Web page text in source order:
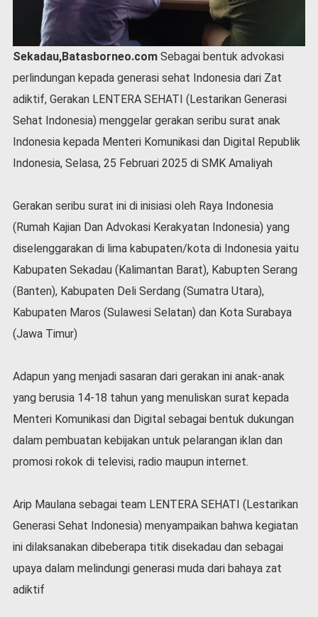
t
h
S
e
e
m
i
a
l
a
h
r
a
p
i
i
B
r
i
t
a
o
v
Sekadau,Batasborneo.comSebagai bentuk advokasi
perlindungan kepada generasi sehat Indonesia dari Zat
adiktif, Gerakan LENTERA SEHATI (Lestarikan Generasi
Sehat Indonesia) menggelar gerakan seribu surat anak
Indonesia kepada Menteri Komunikasi dan Digital Republik
Indonesia, Selasa, 25 Februari 2025 di SMK Amaliyah
Gerakan seribu surat ini di inisiasi oleh Raya Indonesia
(Rumah Kajian Dan Advokasi Kerakyatan Indonesia) yang
diselenggarakan di lima kabupaten/kota di Indonesia yaitu
Kabupaten Sekadau (Kalimantan Barat), Kabupten Serang
(Banten), Kabupaten Deli Serdang (Sumatra Utara),
Kabupaten Maros (Sulawesi Selatan) dan Kota Surabaya
(Jawa Timur)
Adapun yang menjadi sasaran dari gerakan ini anak-anak
yang berusia 14-18 tahun yang menuliskan surat kepada
Menteri Komunikasi dan Digital sebagai bentuk dukungan
dalam pembuatan kebijakan untuk pelarangan iklan dan
promosi rokok di televisi, radio maupun internet.
Arip Maulana sebagai team LENTERA SEHATI (Lestarikan
Generasi Sehat Indonesia) menyampaikan bahwa kegiatan
ini dilaksanakan dibeberapa titik disekadau dan sebagai
upaya dalam melindungi generasi muda dari bahaya zat
adiktif